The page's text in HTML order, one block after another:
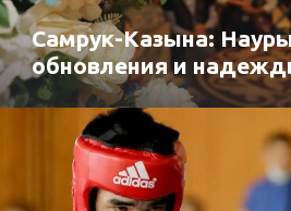
Самрук-Казына:
обновления и